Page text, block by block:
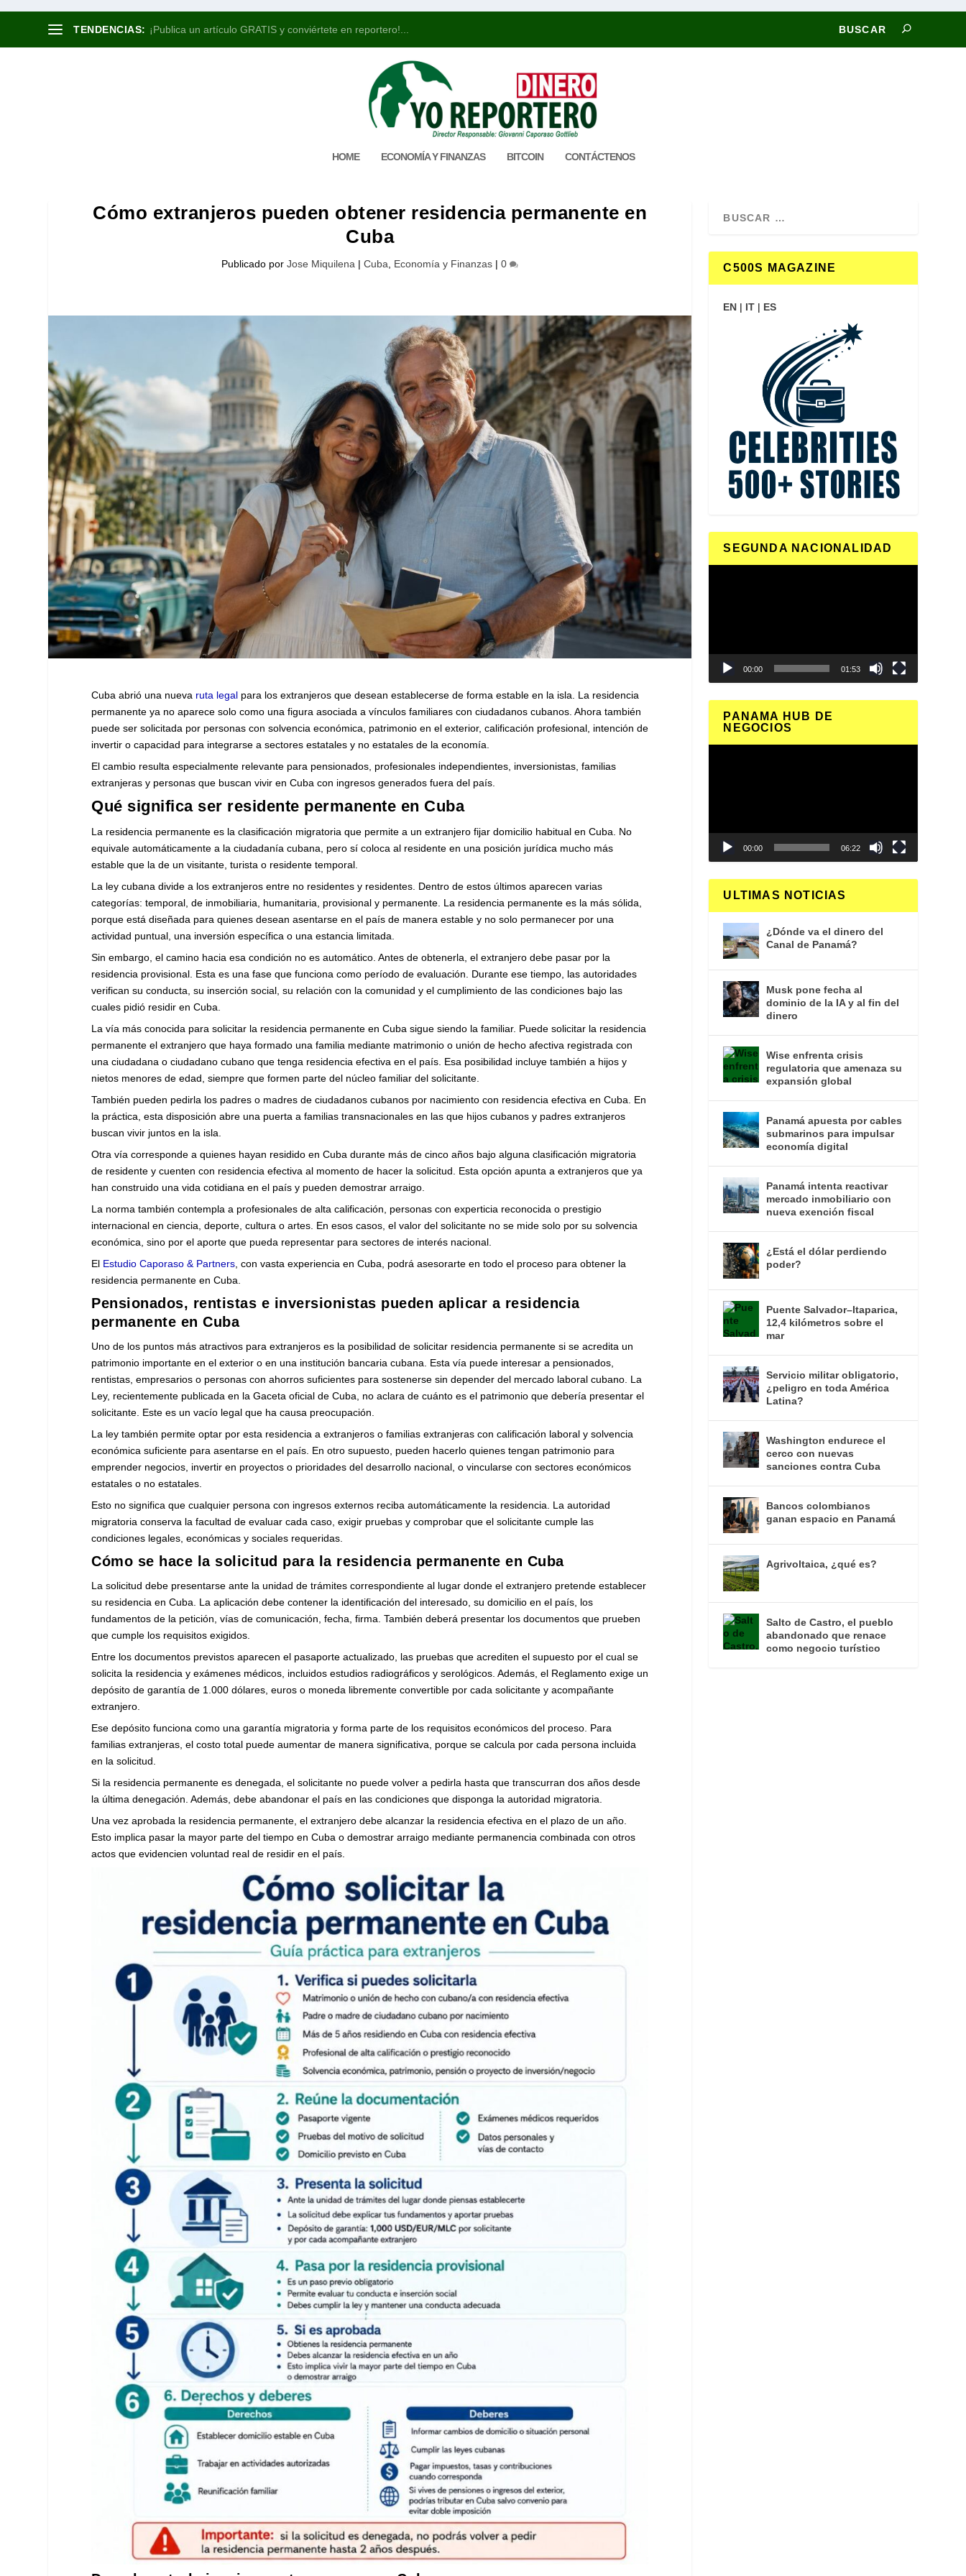
TENDENCIAS: ¡Publica un artículo GRATIS y conviértete en reportero!...
HOME ECONOMÍA Y FINANZAS BITCOIN CONTÁCTENOS
Cómo extranjeros pueden obtener residencia permanente en
Cuba
Publicado porJose Miquilena |Cuba Economía y Finanzas |0
Cuba abrió una nueva ruta legal para los extranjeros que desean establecerse de forma estable en la isla. La residencia
permanente ya no aparece solo como una figura asociada a vínculos familiares con ciudadanos cubanos. Ahora también
puede ser solicitada por personas con solvencia económica, patrimonio en el exterior, calificación profesional, intención de
invertir o capacidad para integrarse a sectores estatales y no estatales de la economía.
El cambio resulta especialmente relevante para pensionados, profesionales independientes, inversionistas, familias
extranjeras y personas que buscan vivir en Cuba con ingresos generados fuera del país.
Qué significa ser residente permanente en Cuba
La residencia permanente es la clasificación migratoria que permite a un extranjero fijar domicilio habitual en Cuba. No
equivale automáticamente a la ciudadanía cubana, pero sí coloca al residente en una posición jurídica mucho más
estable que la de un visitante, turista o residente temporal.
La ley cubana divide a los extranjeros entre no residentes y residentes. Dentro de estos últimos aparecen varias
categorías: temporal, de inmobiliaria, humanitaria, provisional y permanente. La residencia permanente es la más sólida,
porque está diseñada para quienes desean asentarse en el país de manera estable y no solo permanecer por una
actividad puntual, una inversión específica o una estancia limitada.
Sin embargo, el camino hacia esa condición no es automático. Antes de obtenerla, el extranjero debe pasar por la
residencia provisional. Esta es una fase que funciona como período de evaluación. Durante ese tiempo, las autoridades
verifican su conducta, su inserción social, su relación con la comunidad y el cumplimiento de las condiciones bajo las
cuales pidió residir en Cuba.
La vía más conocida para solicitar la residencia permanente en Cuba sigue siendo la familiar. Puede solicitar la residencia
permanente el extranjero que haya formado una familia mediante matrimonio o unión de hecho afectiva registrada con
una ciudadana o ciudadano cubano que tenga residencia efectiva en el país. Esa posibilidad incluye también a hijos y
nietos menores de edad, siempre que formen parte del núcleo familiar del solicitante.
También pueden pedirla los padres o madres de ciudadanos cubanos por nacimiento con residencia efectiva en Cuba. En
la práctica, esta disposición abre una puerta a familias transnacionales en las que hijos cubanos y padres extranjeros
buscan vivir juntos en la isla.
Otra vía corresponde a quienes hayan residido en Cuba durante más de cinco años bajo alguna clasificación migratoria
de residente y cuenten con residencia efectiva al momento de hacer la solicitud. Esta opción apunta a extranjeros que ya
han construido una vida cotidiana en el país y pueden demostrar arraigo.
La norma también contempla a profesionales de alta calificación, personas con experticia reconocida o prestigio
internacional en ciencia, deporte, cultura o artes. En esos casos, el valor del solicitante no se mide solo por su solvencia
económica, sino por el aporte que pueda representar para sectores de interés nacional.
El Estudio Caporaso & Partners, con vasta experiencia en Cuba, podrá asesorarte en todo el proceso para obtener la
residencia permanente en Cuba.
Pensionados, rentistas e inversionistas pueden aplicar a residencia
permanente en Cuba
Uno de los puntos más atractivos para extranjeros es la posibilidad de solicitar residencia permanente si se acredita un
patrimonio importante en el exterior o en una institución bancaria cubana. Esta vía puede interesar a pensionados,
rentistas, empresarios o personas con ahorros suficientes para sostenerse sin depender del mercado laboral cubano. La
Ley, recientemente publicada en la Gaceta oficial de Cuba, no aclara de cuánto es el patrimonio que debería presentar el
solicitante. Este es un vacío legal que ha causa preocupación.
La ley también permite optar por esta residencia a extranjeros o familias extranjeras con calificación laboral y solvencia
económica suficiente para asentarse en el país. En otro supuesto, pueden hacerlo quienes tengan patrimonio para
emprender negocios, invertir en proyectos o prioridades del desarrollo nacional, o vincularse con sectores económicos
estatales o no estatales.
Esto no significa que cualquier persona con ingresos externos reciba automáticamente la residencia. La autoridad
migratoria conserva la facultad de evaluar cada caso, exigir pruebas y comprobar que el solicitante cumple las
condiciones legales, económicas y sociales requeridas.
Cómo se hace la solicitud para la residencia permanente en Cuba
La solicitud debe presentarse ante la unidad de trámites correspondiente al lugar donde el extranjero pretende establecer
su residencia en Cuba. La aplicación debe contener la identificación del interesado, su domicilio en el país, los
fundamentos de la petición, vías de comunicación, fecha, firma. También deberá presentar los documentos que prueben
que cumple los requisitos exigidos.
Entre los documentos previstos aparecen el pasaporte actualizado, las pruebas que acrediten el supuesto por el cual se
solicita la residencia y exámenes médicos, incluidos estudios radiográficos y serológicos. Además, el Reglamento exige un
depósito de garantía de 1.000 dólares, euros o moneda libremente convertible por cada solicitante y acompañante
extranjero.
Ese depósito funciona como una garantía migratoria y forma parte de los requisitos económicos del proceso. Para
familias extranjeras, el costo total puede aumentar de manera significativa, porque se calcula por cada persona incluida
en la solicitud.
Si la residencia permanente es denegada, el solicitante no puede volver a pedirla hasta que transcurran dos años desde
la última denegación. Además, debe abandonar el país en las condiciones que disponga la autoridad migratoria.
Una vez aprobada la residencia permanente, el extranjero debe alcanzar la residencia efectiva en el plazo de un año.
Esto implica pasar la mayor parte del tiempo en Cuba o demostrar arraigo mediante permanencia combinada con otros
actos que evidencien voluntad real de residir en el país.
C500S MAGAZINE
EN | IT | ES
SEGUNDA NACIONALIDAD
00:00 01:53
PANAMA HUB DE
NEGOCIOS
00:00 06:22
ULTIMAS NOTICIAS
¿Dónde va el dinero del
Canal de Panamá?
Musk pone fecha al
dominio de la IA y al fin del
dinero
Wise enfrenta crisis
regulatoria que amenaza su
expansión global
Panamá apuesta por cables
submarinos para impulsar
economía digital
Panamá intenta reactivar
mercado inmobiliario con
nueva exención fiscal
¿Está el dólar perdiendo
poder?
Puente Salvador–Itaparica,
12,4 kilómetros sobre el
mar
Servicio militar obligatorio,
¿peligro en toda América
Latina?
Washington endurece el
cerco con nuevas
sanciones contra Cuba
Bancos colombianos
ganan espacio en Panamá
Agrivoltaica, ¿qué es?
Salto de Castro, el pueblo
abandonado que renace
como negocio turístico